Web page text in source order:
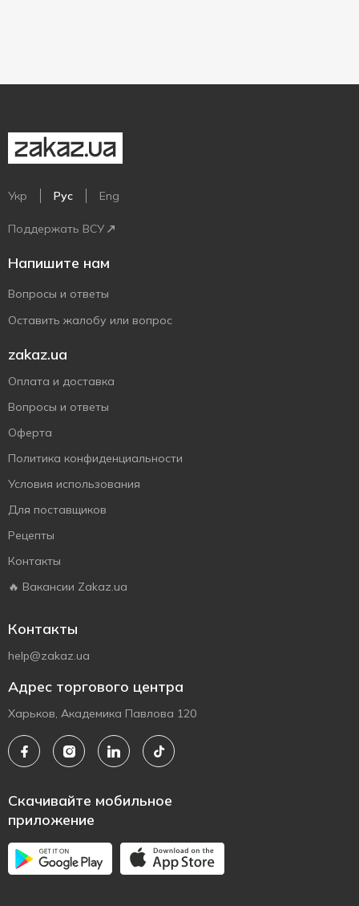
Укр Рус Eng
Поддержать ВСУ
Напишите нам
Вопросы и ответы
Оставить жалобу или вопрос
zakaz.ua
Оплата и доставка
Вопросы и ответы
Оферта
Политика конфиденциальности
Условия использования
Для поставщиков
Рецепты
Контакты
🔥 Вакансии Zakaz.ua
Контакты
help@zakaz.ua
Адрес торгового центра
Харьков, Академика Павлова 120
Скачивайте мобильное
приложение